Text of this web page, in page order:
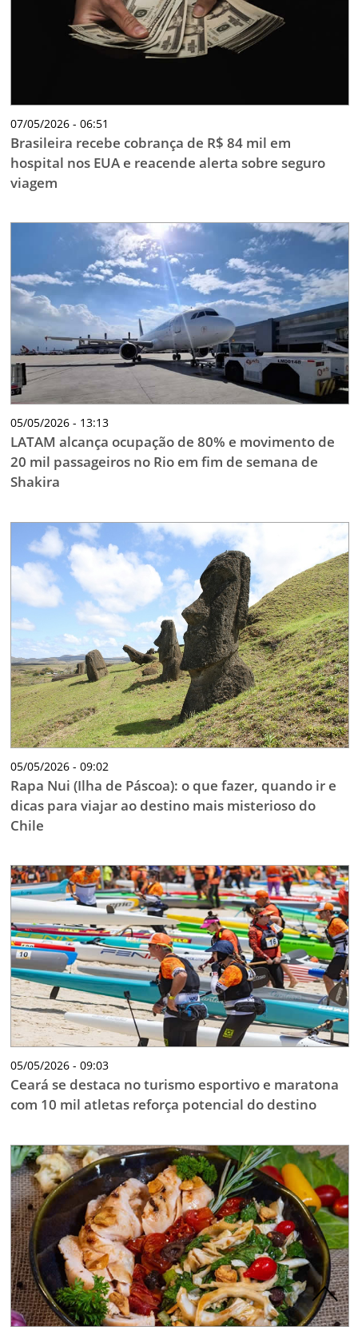
07/05/2026 - 06:51
Brasileira recebe cobrança de R$ 84 mil em
hospital nos EUA e reacende alerta sobre seguro
viagem
05/05/2026 - 13:13
LATAM alcança ocupação de 80% e movimento de
20 mil passageiros no Rio em fim de semana de
Shakira
05/05/2026 - 09:02
Rapa Nui (Ilha de Páscoa): o que fazer, quando ir e
dicas para viajar ao destino mais misterioso do
Chile
05/05/2026 - 09:03
Ceará se destaca no turismo esportivo e maratona
com 10 mil atletas reforça potencial do destino